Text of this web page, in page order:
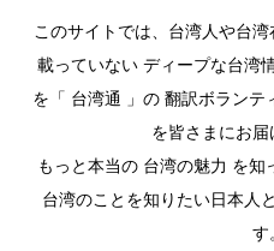
このサイトでは、台湾人や台
載っていない ディープな台湾
を「 台湾通 」の 翻訳ボランテ
を皆さまにお届
もっと本当の 台湾の魅力 を知
台湾のことを知りたい日本人
す